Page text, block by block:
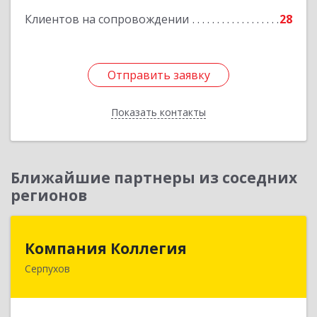
Клиентов на сопровождении 28
Отправить заявку
Показать контакты
Отправить заявку
Назад
Ближайшие партнеры из соседних
регионов
Компания Коллегия
Серпухов
142211, Московская обл, Серпухов г, Оборонная